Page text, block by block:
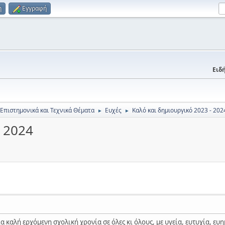
Εγγραφή
και Τεχνικά Θέματα ► Ευχές ► Καλό και δημιουργικό 2023 -
2024
καλή ερχόμενη σχολική χρονία σε όλες κι όλους, με υγεία, ευτυχία,